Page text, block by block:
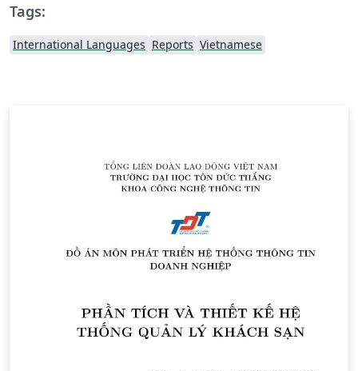
Tags:
International Languages Reports Vietnamese